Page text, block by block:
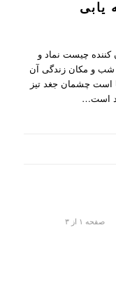
یابی
کننده چیست نماد و
شب و مکان زندگی آن
است چشمان جغد تیز
است…
صفحه ۱ از ۳